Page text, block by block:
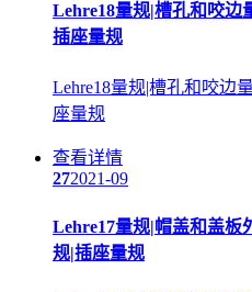
Lehre18量规|槽孔和咬边
插座量规
Lehre18量规|槽孔和咬边
座量规
查看详情
272021-09
Lehre17量规|帽盖和盖板
规|插座量规